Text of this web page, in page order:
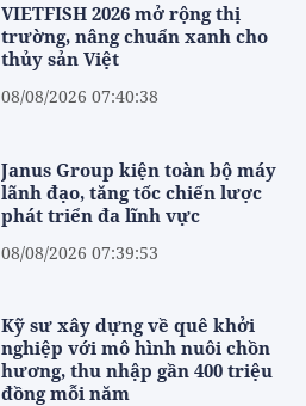
VIETFISH 2026 mở rộng thị
trường, nâng chuẩn xanh cho
thủy sản Việt
08/08/2026 07:40:38
Janus Group kiện toàn bộ máy
lãnh đạo, tăng tốc chiến lược
phát triển đa lĩnh vực
08/08/2026 07:39:53
Kỹ sư xây dựng về quê khởi
nghiệp với mô hình nuôi chồn
hương, thu nhập gần 400 triệu
đồng mỗi năm